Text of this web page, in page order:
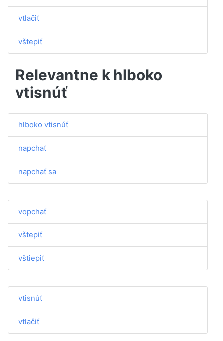
vtlačiť
vštepiť
Relevantne k hlboko
vtisnúť
hlboko vtisnúť
napchať
napchať sa
vopchať
vštepiť
vštiepiť
vtisnúť
vtlačiť